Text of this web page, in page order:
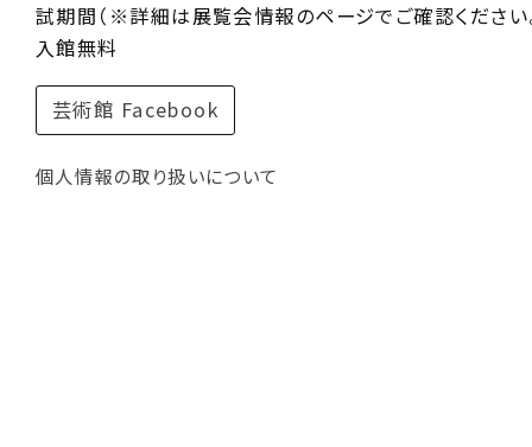
試期間（※詳細は展覧会情報のページでご確認ください
入館無料
芸術館 Facebook
個人情報の取り扱いについて